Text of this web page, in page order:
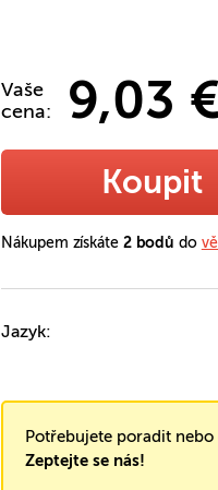
Vaše
cena:
9,03 €
Koupit
Nákupem získáte 2 bodů do
Jazyk:
Potřebujete poradit nebo
Zeptejte se nás!